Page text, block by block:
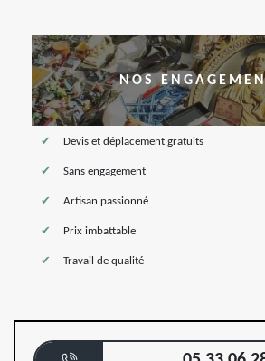
NOS
Devis et déplacement gratuits
Sans engagement
Artisan passionné
Prix imbattable
Travail de qualité